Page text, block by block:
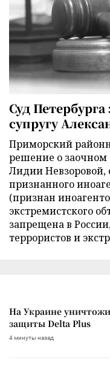
Суд Петербурга
супругу
Приморский
решение о
Лидии Невзоровой,
признанного
(признан
экстремистского
запрещена в
террористов и
На Украине
защиты Delta Plus
4 минуты назад